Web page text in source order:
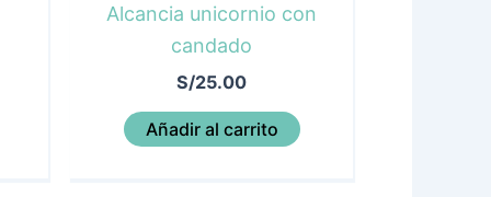
Alcancia unicornio con
candado
S/25.00
Añadir al carrito